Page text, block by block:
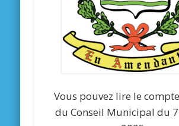
Vous pouvez lire le
du Conseil Municipal du